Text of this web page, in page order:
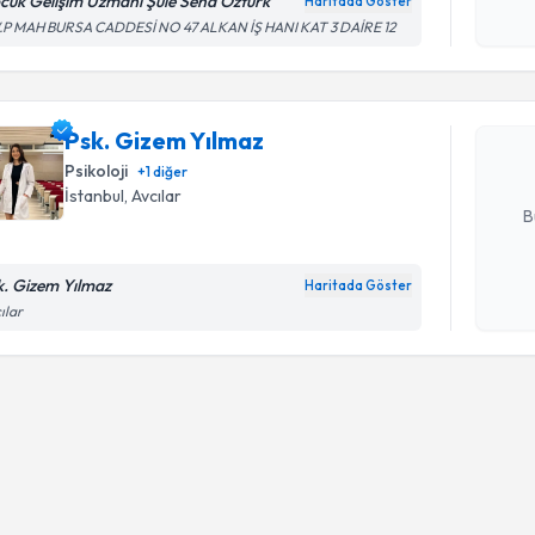
MAH BURSA CADDESİ NO 47 ALKAN İŞ HANI KAT 3 DAİRE 12
Psk. Gizem Yılmaz
Psikoloji +1diğer
İstanbul, Avcılar
Gizem Yılmaz Haritada Göster